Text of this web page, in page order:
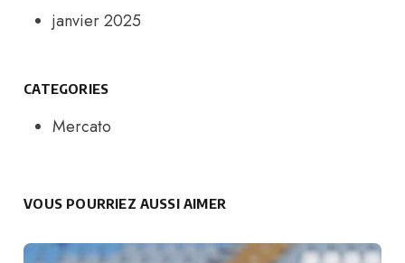
janvier 2025
CATEGORIES
Mercato
VOUS POURRIEZ AUSSI AIMER